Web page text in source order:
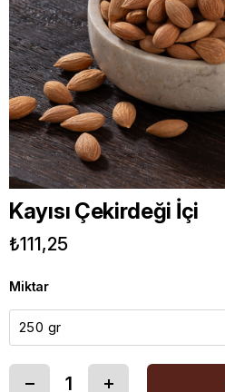
Kayısı Çekirdeği İçi
₺111,25
Miktar